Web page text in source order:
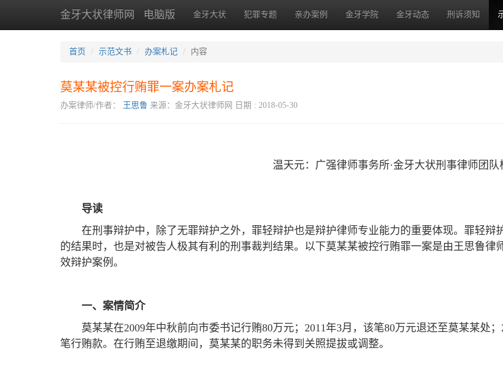
金牙大状律师网 电脑版 金牙大状 犯罪专题 亲办案例 金牙学院 金牙动态 刑诉须知
首页 示范文书 办案札记 内容
莫某某被控行贿罪一案办案札记
办案律师/作者： 王思鲁 来源：金牙大状律师网 日期 : 2018-05-30
温天元：广强律师事务所·金牙大状刑事律师团队
导读
在刑事辩护中，除了无罪辩护之外，罪轻辩护也是辩护律师专业能力的重要体现。罪轻
的结果时，也是对被告人极其有利的刑事裁判结果。以下莫某某被控行贿罪一案是由王思鲁
效辩护案例。
一、案情简介
莫某某在2009年中秋前向市委书记行贿80万元；2011年3月，该笔80万元退还至莫某某处
笔行贿款。在行贿至退缴期间，莫某某的职务未得到关照提拔或调整。